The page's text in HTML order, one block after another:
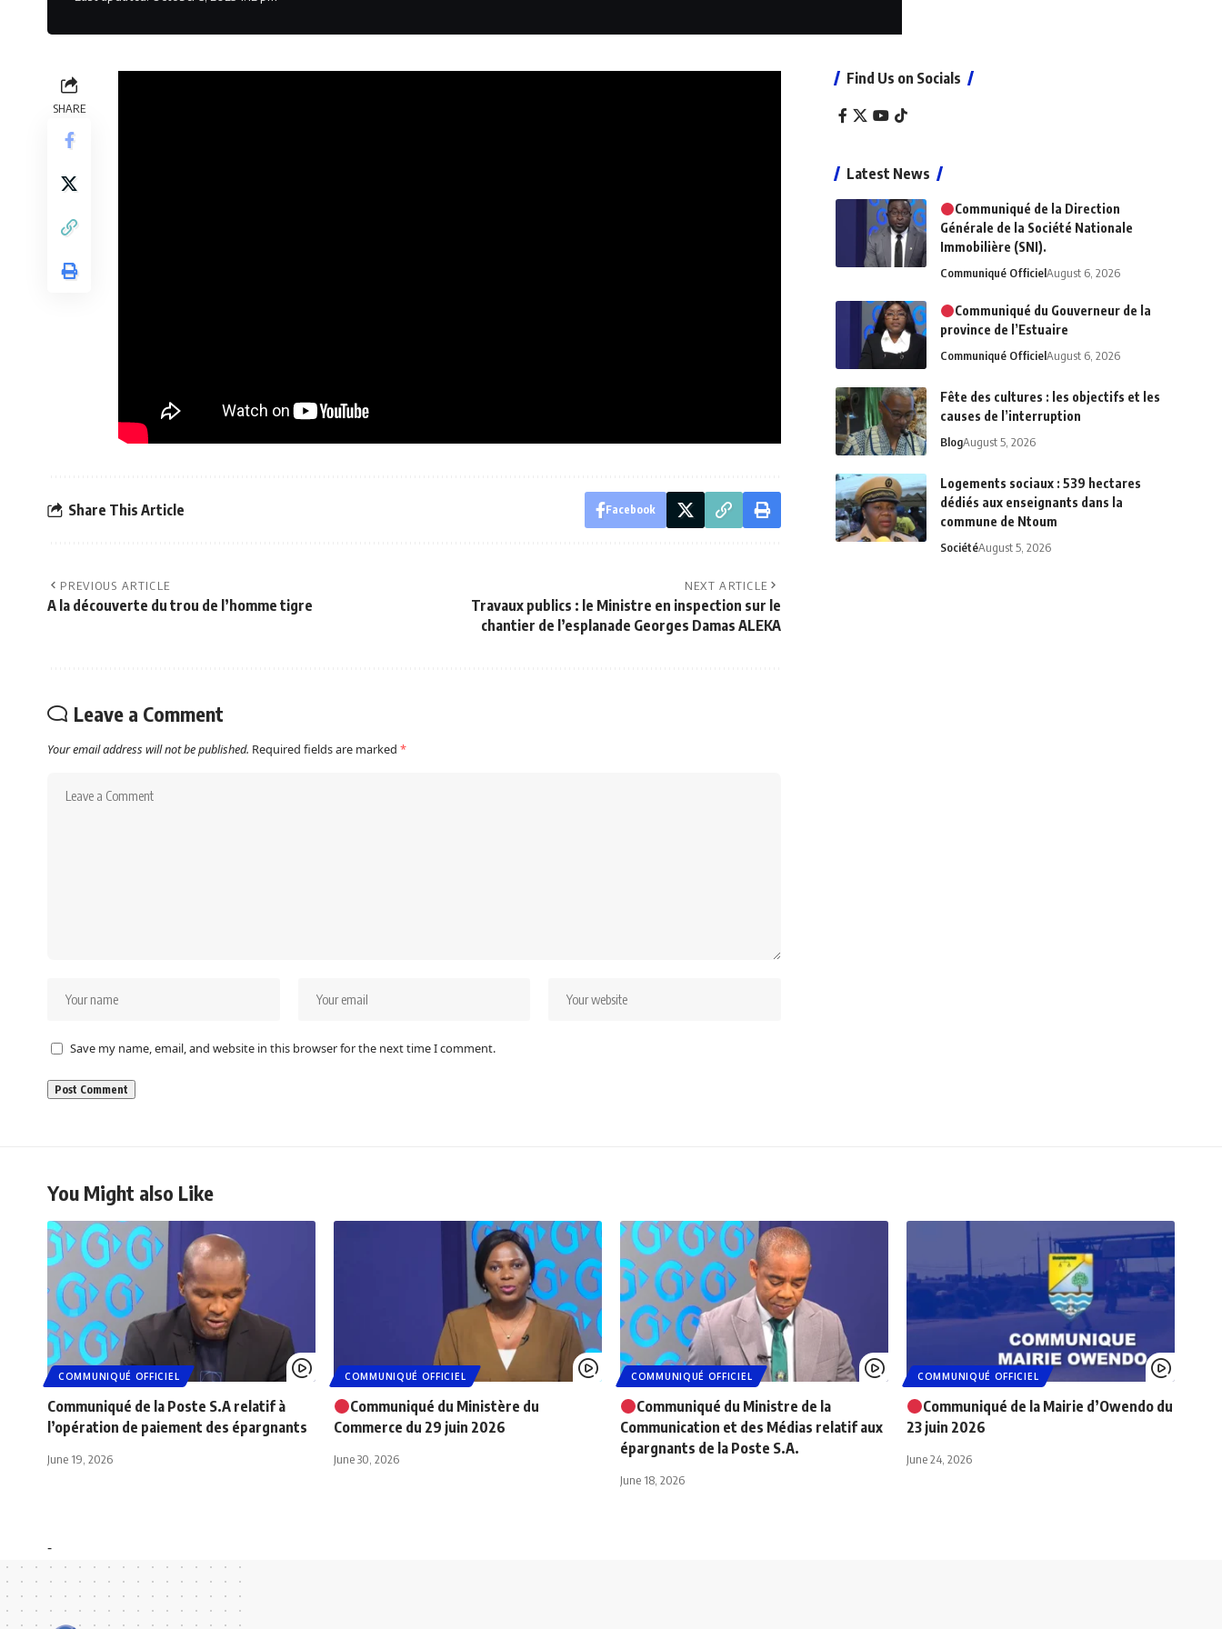
SHARE
Share This Article Facebook
PREVIOUS ARTICLE
A la découverte du trou de l’homme tigre
NEXT ARTICLE
Travaux publics : le Ministre en inspection sur le
chantier de l’esplanade Georges Damas ALEKA
Leave a Comment
Your email address will not be published. Required fields are marked *
Save my name, email, and website in this browser for the next time I comment.
Find Us on Socials
Latest News
Communiqué de la Direction
Générale de la Société Nationale
Immobilière (SNI).
Communiqué OfficielAugust 6, 2026
Communiqué du Gouverneur de la
province de l’Estuaire
Communiqué OfficielAugust 6, 2026
Fête des cultures : les objectifs et les
causes de l’interruption
BlogAugust 5, 2026
Logements sociaux : 539 hectares
dédiés aux enseignants dans la
commune de Ntoum
SociétéAugust 5, 2026
You Might also Like
COMMUNIQUÉ OFFICIEL
Communiqué de la Poste S.A relatif à
l’opération de paiement des épargnants
June 19, 2026
COMMUNIQUÉ OFFICIEL
Communiqué du Ministère du
Commerce du 29 juin 2026
June 30, 2026
COMMUNIQUÉ OFFICIEL
Communiqué du Ministre de la
Communication et des Médias relatif aux
épargnants de la Poste S.A.
June 18, 2026
COMMUNIQUÉ OFFICIEL
Communiqué de la Mairie d’Owendo du
23 juin 2026
June 24, 2026
-